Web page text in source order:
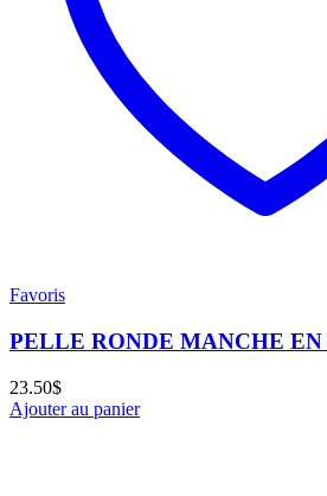
Favoris
PELLE RONDE MANCHE
23.50$
Ajouter au panier